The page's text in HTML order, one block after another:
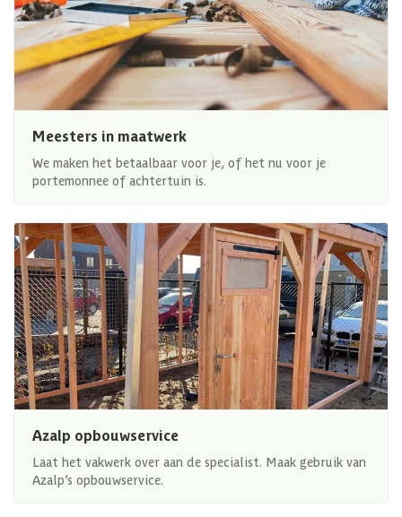
Meesters in maatwerk
We maken het betaalbaar voor je, of het nu voor je
portemonnee of achtertuin is.
Azalp opbouwservice
Laat het vakwerk over aan de specialist. Maak gebruik van
Azalp’s opbouwservice.